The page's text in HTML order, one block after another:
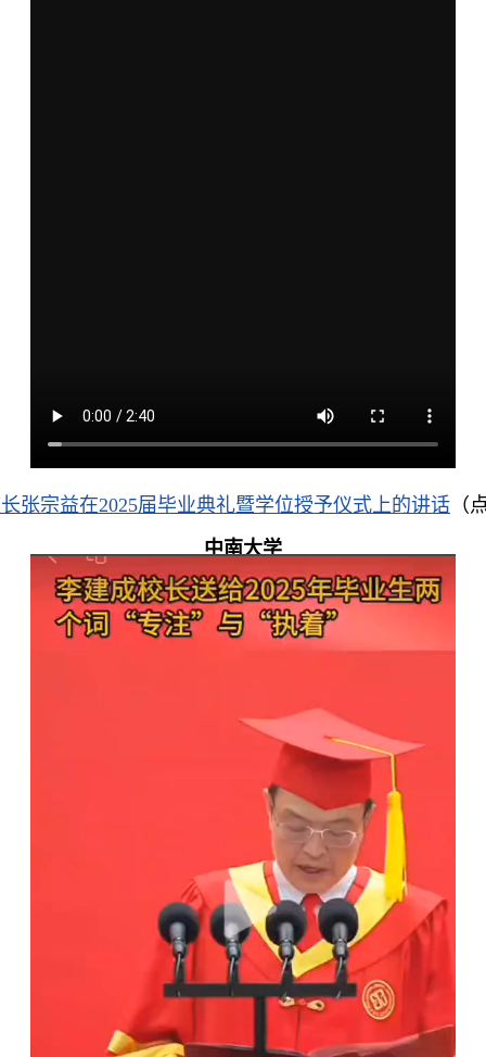
宗益在2025届毕业典礼暨学位授予仪式上的讲话 （
中南大学